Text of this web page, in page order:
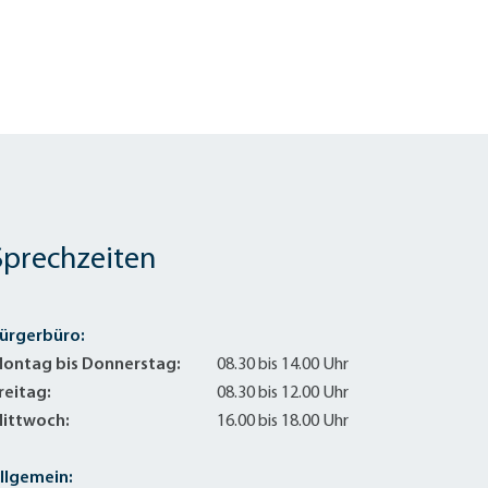
bis Donnerstag:
08.30 bis 14.00 Uhr
08.30 bis 12.00 Uhr
16.00 bis 18.00 Uhr